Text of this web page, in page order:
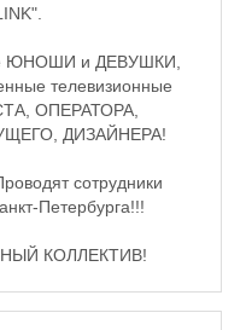
ЮНОШИ и ДЕВУШКИ,
телевизионные
ОПЕРАТОРА,
ДИЗАЙНЕРА!
сотрудники
Петербурга!!!
КОЛЛЕКТИВ!